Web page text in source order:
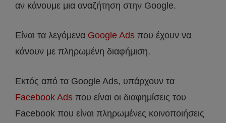
αν κάνουμε μια αναζήτηση στην Google.
Είναι τα λεγόμενα Google Ads που έχουν να
κάνουν με πληρωμένη διαφήμιση.
Εκτός από τα Google Ads, υπάρχουν τα
Facebook Ads που είναι οι διαφημίσεις του
Facebook που είναι πληρωμένες κοινοποιήσεις